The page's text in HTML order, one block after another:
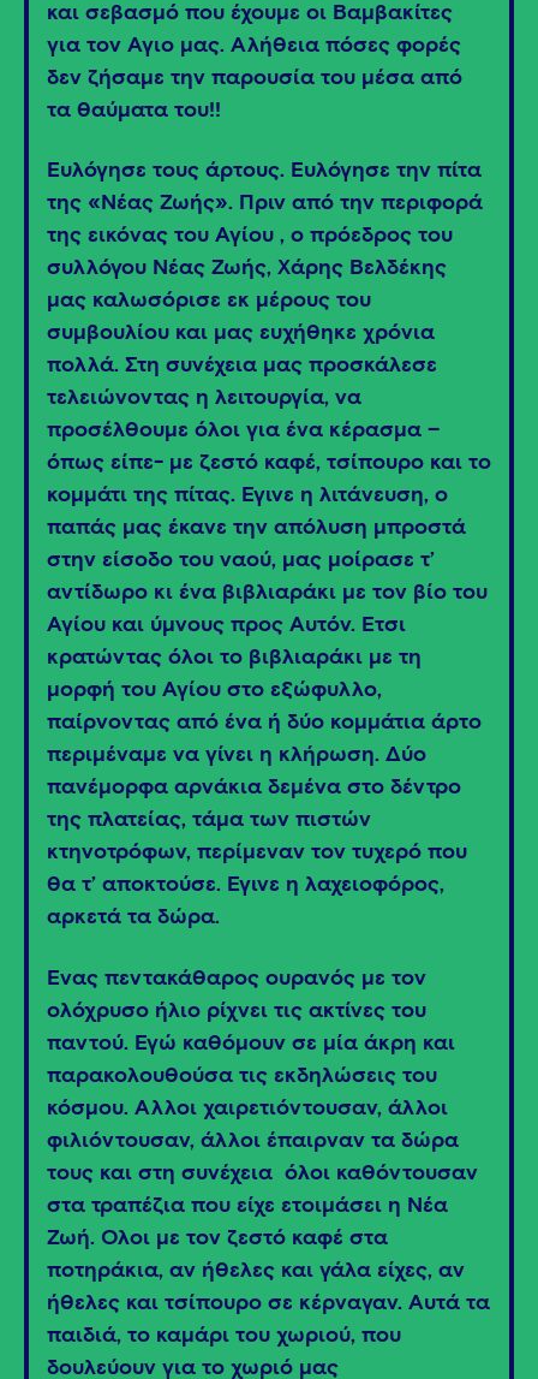
και σεβασμό που έχουμε οι Βαμβακίτες
για τον Άγιο μας. Αλήθεια πόσες φορές
δεν ζήσαμε την παρουσία του μέσα από
τα θαύματα του!!
Ευλόγησε τους άρτους. Ευλόγησε την πίτα
της «Νέας Ζωής». Πριν από την περιφορά
της εικόνας του Αγίου , ο πρόεδρος του
συλλόγου Νέας Ζωής, Χάρης Βελδέκης
μας καλωσόρισε εκ μέρους του
συμβουλίου και μας ευχήθηκε χρόνια
πολλά. Στη συνέχεια μας προσκάλεσε
τελειώνοντας η λειτουργία, να
προσέλθουμε όλοι για ένα κέρασμα –
όπως είπε- με ζεστό καφέ, τσίπουρο και το
κομμάτι της πίτας. Έγινε η λιτάνευση, ο
παπάς μας έκανε την απόλυση μπροστά
στην είσοδο του ναού, μας μοίρασε τ’
αντίδωρο κι ένα βιβλιαράκι με τον βίο του
Αγίου και ύμνους προς Αυτόν. Έτσι
κρατώντας όλοι το βιβλιαράκι με τη
μορφή του Αγίου στο εξώφυλλο,
παίρνοντας από ένα ή δύο κομμάτια άρτο
περιμέναμε να γίνει η κλήρωση. Δύο
πανέμορφα αρνάκια δεμένα στο δέντρο
της πλατείας, τάμα των πιστών
κτηνοτρόφων, περίμεναν τον τυχερό που
θα τ’ αποκτούσε. Έγινε η λαχειοφόρος,
αρκετά τα δώρα.
Ένας πεντακάθαρος ουρανός με τον
ολόχρυσο ήλιο ρίχνει τις ακτίνες του
παντού. Εγώ καθόμουν σε μία άκρη και
παρακολουθούσα τις εκδηλώσεις του
κόσμου. Άλλοι χαιρετιόντουσαν, άλλοι
φιλιόντουσαν, άλλοι έπαιρναν τα δώρα
τους και στη συνέχεια όλοι καθόντουσαν
στα τραπέζια που είχε ετοιμάσει η Νέα
Ζωή. Όλοι με τον ζεστό καφέ στα
ποτηράκια, αν ήθελες και γάλα είχες, αν
ήθελες και τσίπουρο σε κέρναγαν. Αυτά τα
παιδιά, το καμάρι του χωριού, που
δουλεύουν για το χωριό μας